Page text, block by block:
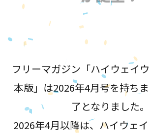
フリーマガジン「ハイウェイ
本版」は2026年4月号を持ち
了となりました。
2026年4月以降は、ハイウェ